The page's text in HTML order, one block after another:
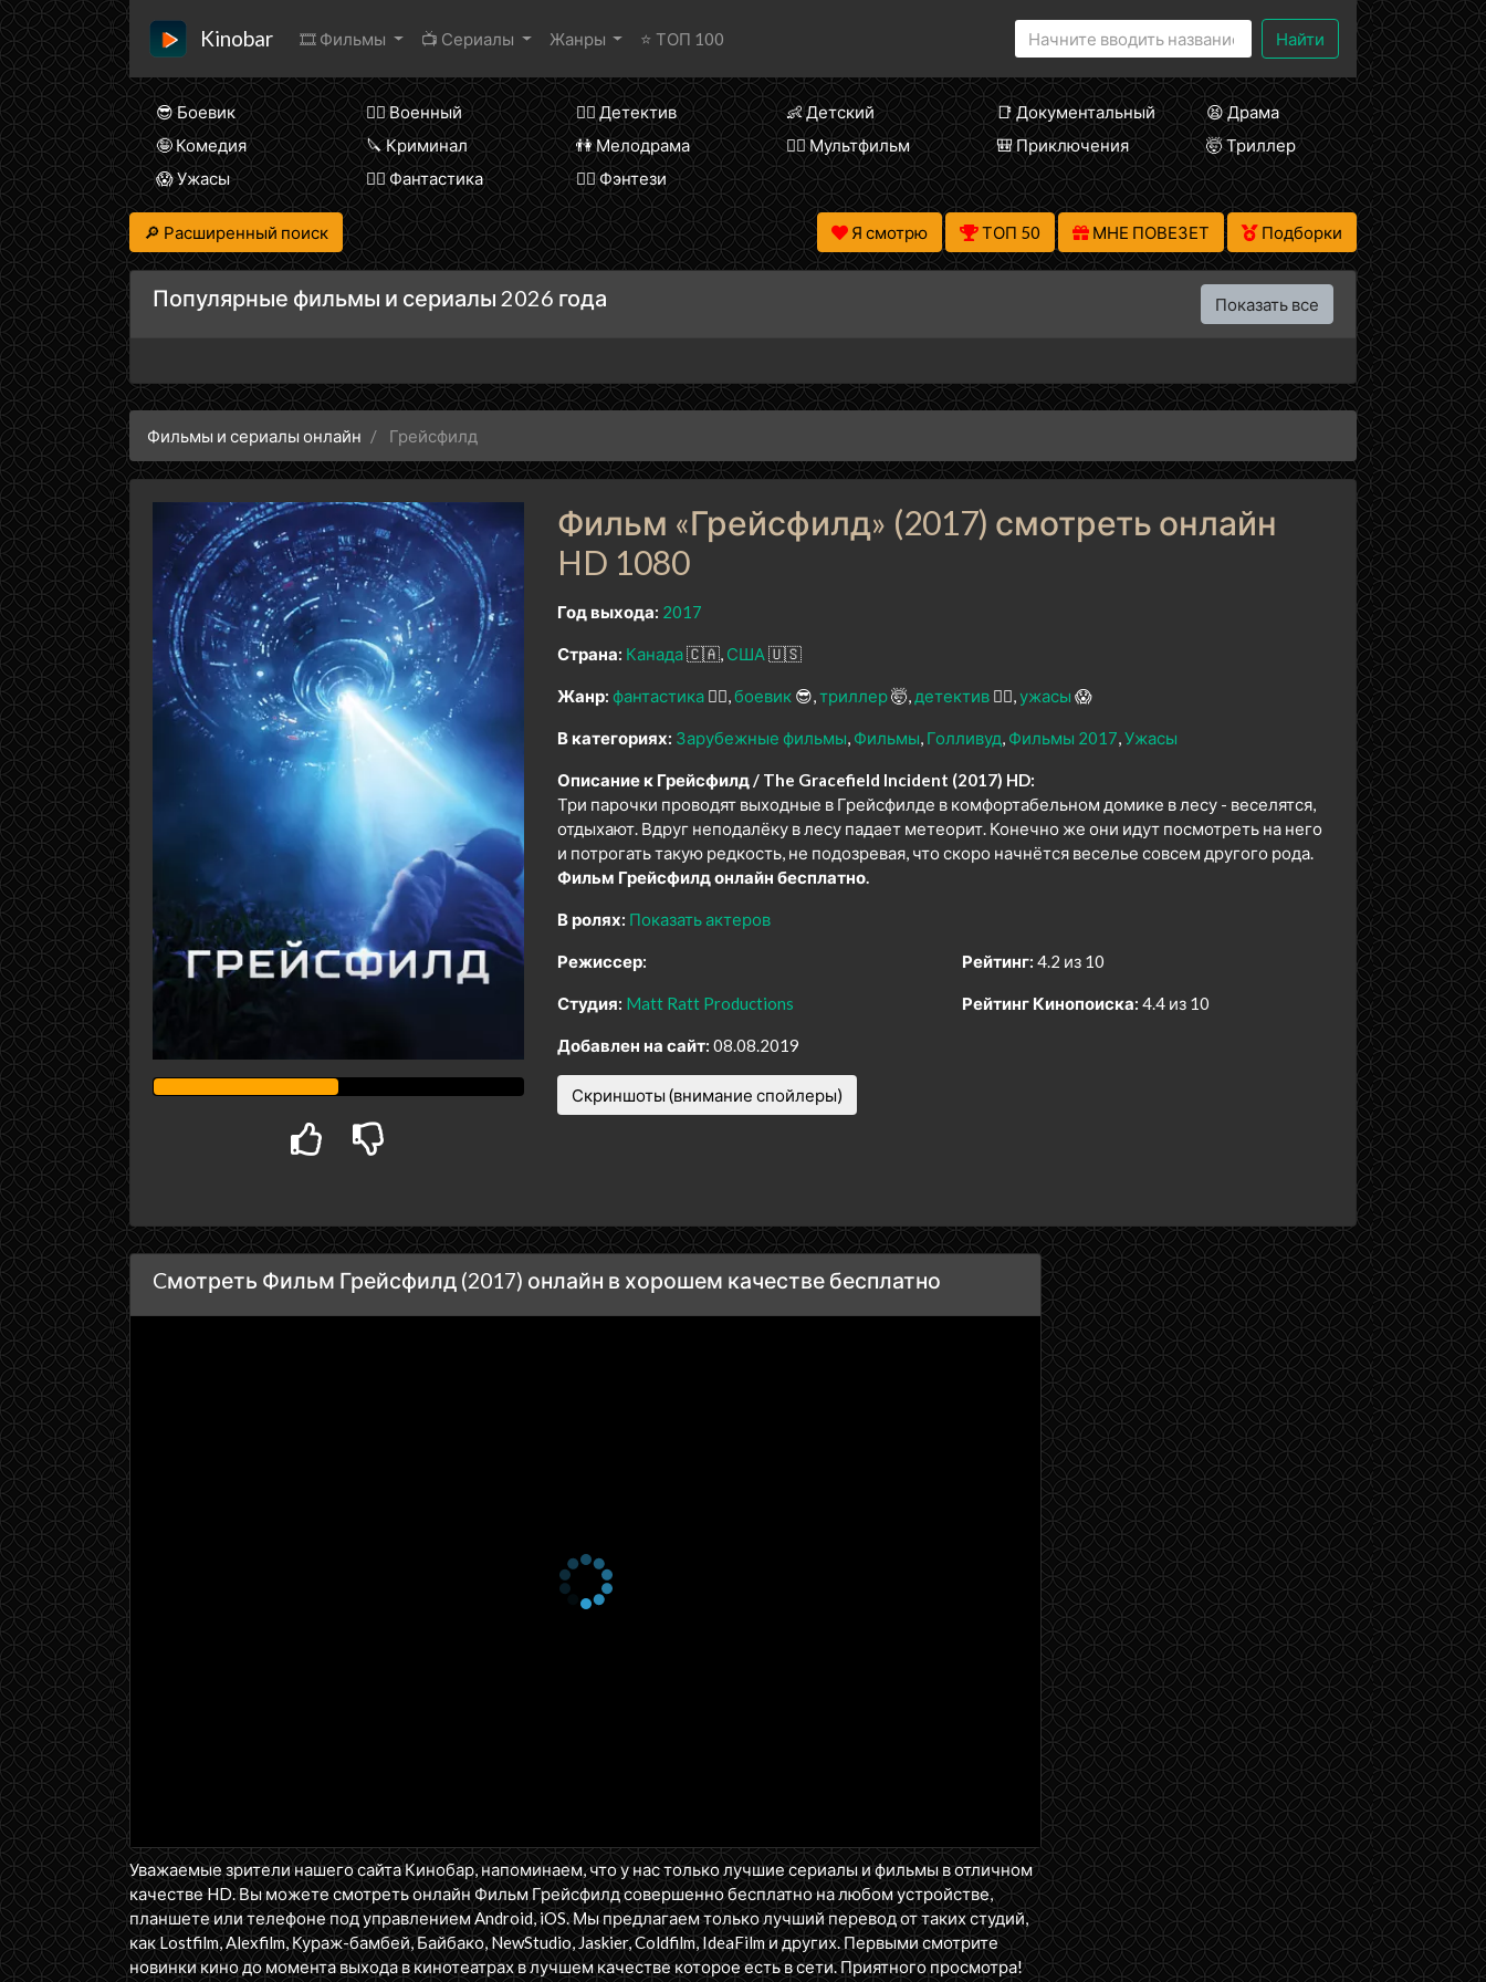
Kinobar 🎞 Фильмы 📺 Сериалы Жанры ⭐ ТОП 100 Найти
😎 Боевик 👨‍✈️ Военный 🕵️‍♂️ Детектив 👶 Детский 📑 Документальный
😫 Драма
🤪 Комедия
🔪 Криминал 👫 Мелодрама 🧚‍♀️ Мультфильм 🎒 Приключения
🤯 Триллер
😱 Ужасы
🧙‍♀️ Фантастика 🧝‍♂️ Фэнтези
🔎 Расширенный поиск Я смотрю ТОП 50 МНЕ ПОВЕЗЕТ Подборки
Популярные фильмы и сериалы 2026 года Показать все
Фильмы и сериалы онлайн Грейсфилд
Фильм «Грейсфилд» (2017) смотреть онлайн
HD 1080
Год выхода: 2017
Страна: Канада🇨🇦 США🇺🇸
Жанр: фантастика 🧙‍♀️ боевик 😎 триллер🤯 детектив 🕵️‍♂️ ужасы 😱
В категориях: Зарубежные фильмы Фильмы Голливуд Фильмы 2017 Ужасы
Описание к Грейсфилд / The Gracefield Incident (2017) HD:
Три парочки проводят выходные в Грейсфилде в комфортабельном домике в лесу - веселятся,
отдыхают. Вдруг неподалёку в лесу падает метеорит. Конечно же они идут посмотреть на него
и потрогать такую редкость, не подозревая, что скоро начнётся веселье совсем другого рода.
Фильм Грейсфилд онлайн бесплатно.
В ролях: Показать актеров
Режиссер:
Студия: Matt Ratt Productions
Рейтинг: 4.2 из 10
Рейтинг Кинопоиска: 4.4 из 10
Добавлен на сайт: 08.08.2019
Скриншоты (внимание спойлеры)
Cмотреть Фильм Грейсфилд (2017) онлайн в хорошем качестве бесплатно
Уважаемые зрители нашего сайта Кинобар, напоминаем, что у нас только лучшие сериалы и фильмы в отличном
качестве HD. Вы можете смотреть онлайн Фильм Грейсфилд совершенно бесплатно на любом устройстве,
планшете или телефоне под управлением Android, iOS. Мы предлагаем только лучший перевод от таких студий,
как Lostfilm, Alexfilm, Кураж-бамбей, Байбако, NewStudio, Jaskier, Coldfilm, IdeaFilm и других. Первыми смотрите
новинки кино до момента выхода в кинотеатрах в лучшем качестве которое есть в сети. Приятного просмотра!